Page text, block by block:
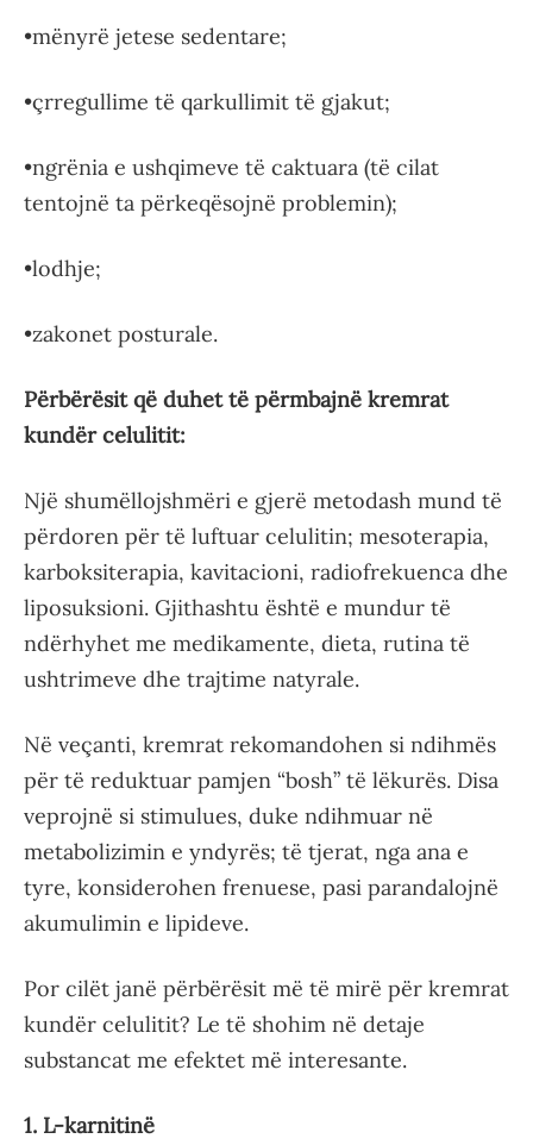
•mënyrë jetese sedentare;
•çrregullime të qarkullimit të gjakut;
•ngrënia e ushqimeve të caktuara (të cilat
tentojnë ta përkeqësojnë problemin);
•lodhje;
•zakonet posturale.
Përbërësit që duhet të përmbajnë kremrat
kundër celulitit:
Një shumëllojshmëri e gjerë metodash mund të
përdoren për të luftuar celulitin; mesoterapia,
karboksiterapia, kavitacioni, radiofrekuenca dhe
liposuksioni. Gjithashtu është e mundur të
ndërhyhet me medikamente, dieta, rutina të
ushtrimeve dhe trajtime natyrale.
Në veçanti, kremrat rekomandohen si ndihmës
për të reduktuar pamjen “bosh” të lëkurës. Disa
veprojnë si stimulues, duke ndihmuar në
metabolizimin e yndyrës; të tjerat, nga ana e
tyre, konsiderohen frenuese, pasi parandalojnë
akumulimin e lipideve.
Por cilët janë përbërësit më të mirë për kremrat
kundër celulitit? Le të shohim në detaje
substancat me efektet më interesante.
1. L-karnitinë